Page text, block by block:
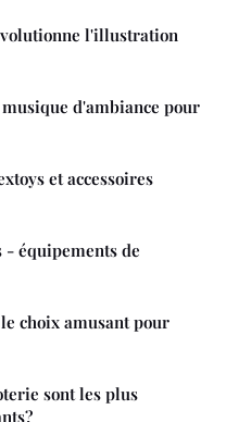
l'illustration
d'ambiance pour
et accessoires
- équipements de
choix amusant pour
sont les plus